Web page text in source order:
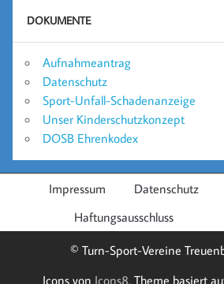
DOKUMENTE
Aufnahmeantrag
Datenschutz
Sport-Unfall-Schadenanzeige
Unser Kinderschutzkonzept
DOSB Ehrenkodex
Impressum
Datenschutz
Haftungsausschluss
© Turn-Sport-Vereine
Icons von Icons8. Theme basiert